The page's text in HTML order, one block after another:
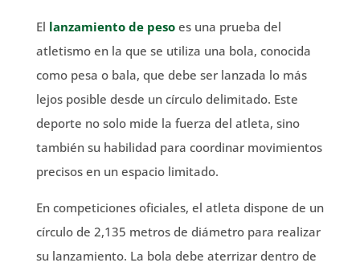
El lanzamiento de pesoes una prueba del
atletismo en la que se utiliza una bola, conocida
como pesa o bala, que debe ser lanzada lo más
lejos posible desde un círculo delimitado. Este
deporte no solo mide la fuerza del atleta, sino
también su habilidad para coordinar movimientos
precisos en un espacio limitado.
En competiciones oficiales, el atleta dispone de un
círculo de 2,135 metros de diámetro para realizar
su lanzamiento. La bola debe aterrizar dentro de